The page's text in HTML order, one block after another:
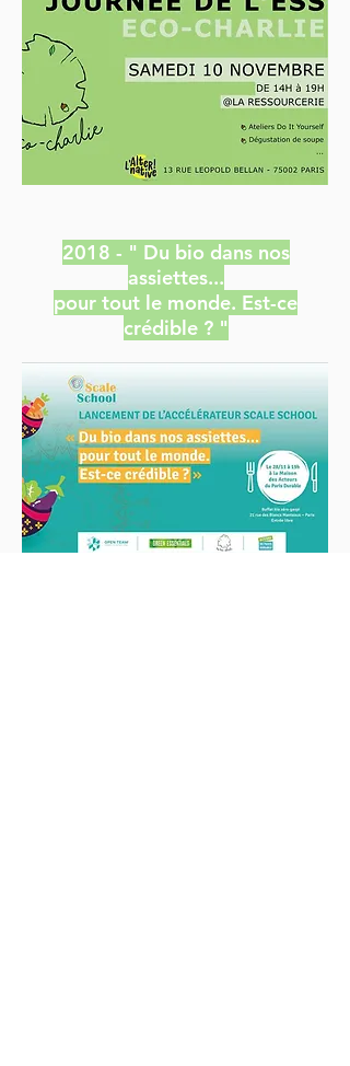
2018 - " Du bio dans nos
assiettes...
pour tout le monde. Est-ce
crédible ? "